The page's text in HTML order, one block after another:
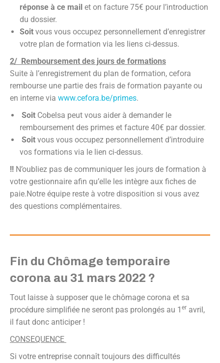
réponse à ce mail et on facture 75€ pour l’introduction
du dossier.
Soit vous vous occupez personnellement d’enregistrer
votre plan de formation via les liens ci-dessus.
2/ Remboursement des jours de formations
Suite à l’enregistrement du plan de formation, cefora
rembourse une partie des frais de formation payante ou
en interne via www.cefora.be/primes.
Soit Cobelsa peut vous aider à demander le
remboursement des primes et facture 40€ par dossier.
Soit vous vous occupez personnellement d’introduire
vos formations via le lien ci-dessus.
!! N’oubliez pas de communiquer les jours de formation à
votre gestionnaire afin qu’elle les intègre aux fiches de
paie.Notre équipe reste à votre disposition si vous avez
des questions complémentaires.
Fin du Chômage temporaire
corona au 31 mars 2022 ?
Tout laisse à supposer que le chômage corona et sa
procédure simplifiée ne seront pas prolongés au 1 er avril,
il faut donc anticiper !
CONSEQUENCE
Si votre entreprise connaît toujours des difficultés